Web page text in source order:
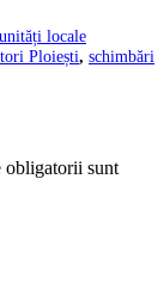
locale
Ploiești, schimbări
obligatorii sunt